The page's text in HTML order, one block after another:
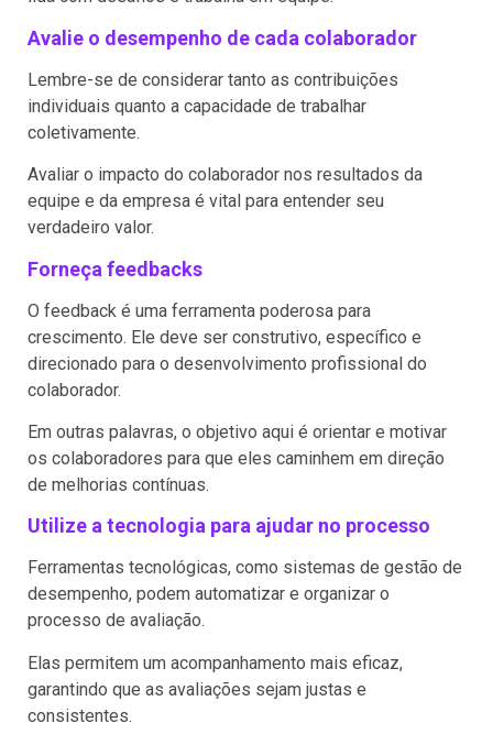
Avalie o desempenho de cada colaborador
Lembre-se de considerar tanto as contribuições
individuais quanto a capacidade de trabalhar
coletivamente.
Avaliar o impacto do colaborador nos resultados da
equipe e da empresa é vital para entender seu
verdadeiro valor.
Forneça feedbacks
O feedback é uma ferramenta poderosa para
crescimento. Ele deve ser construtivo, específico e
direcionado para o desenvolvimento profissional do
colaborador.
Em outras palavras, o objetivo aqui é orientar e motivar
os colaboradores para que eles caminhem em direção
de melhorias contínuas.
Utilize a tecnologia para ajudar no processo
Ferramentas tecnológicas, como sistemas de gestão de
desempenho, podem automatizar e organizar o
processo de avaliação.
Elas permitem um acompanhamento mais eficaz,
garantindo que as avaliações sejam justas e
consistentes.